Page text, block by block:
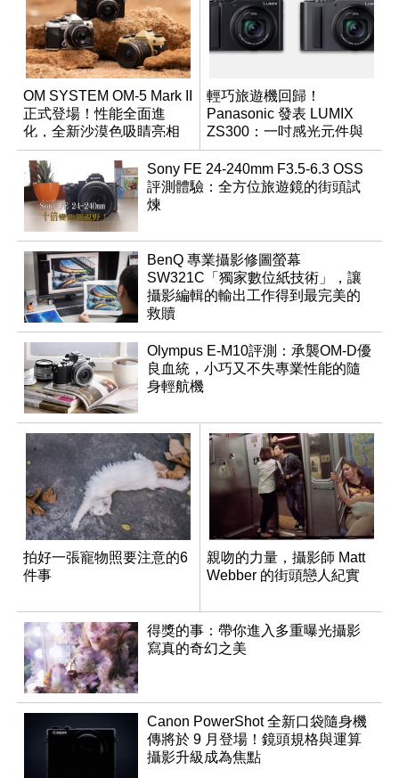
OM SYSTEM OM-5 Mark II
正式登場！性能全面進
化，全新沙漠色吸睛亮相
輕巧旅遊機回歸！
Panasonic 發表 LUMIX
ZS300：一吋感光元件與
15 倍光學變焦
Sony FE 24-240mm F3.5-6.3 OSS
評測體驗：全方位旅遊鏡的街頭試
煉
BenQ 專業攝影修圖螢幕
SW321C「獨家數位紙技術」，讓
攝影編輯的輸出工作得到最完美的
救贖
Olympus E-M10評測：承襲OM-D優
良血統，小巧又不失專業性能的隨
身輕航機
拍好一張寵物照要注意的6
件事
親吻的力量，攝影師 Matt
Webber 的街頭戀人紀實
得獎的事：帶你進入多重曝光攝影
寫真的奇幻之美
Canon PowerShot 全新口袋隨身機
傳將於 9 月登場！鏡頭規格與運算
攝影升級成為焦點